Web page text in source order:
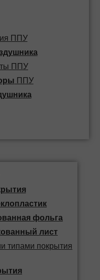
ППУ
ППУ
ППУ
фольга
лист
типами покрытия